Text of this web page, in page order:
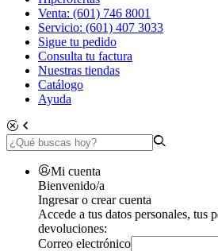
Venta: (601) 746 8001
Servicio: (601) 407 3033
Sigue tu pedido
Consulta tu factura
Nuestras tiendas
Catálogo
Ayuda
Mi cuenta
Bienvenido/a
Ingresar o crear cuenta
Accede a tus datos personales, tus
devoluciones:
Correo electrónico